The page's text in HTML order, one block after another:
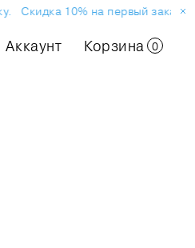
Скидка 10% на первый заказ
Аккаунт Корзина 0